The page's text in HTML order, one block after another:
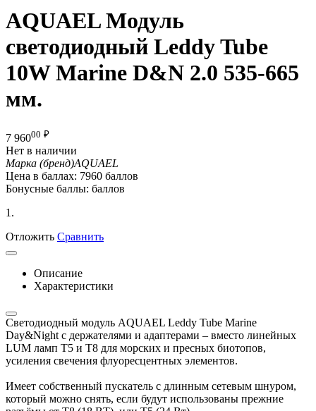
AQUAEL Модуль
светодиодный Leddy Tube
10W Marine D&N 2.0 535-665
мм.
7 96000 ₽
Нет в наличии
Марка (бренд)AQUAEL
Цена в баллах: 7960 баллов
Бонусные баллы: баллов
1.
Отложить Сравнить
Описание
Характеристики
Светодиодный модуль AQUAEL Leddy Tube Marine
Day&Night с держателями и адаптерами – вместо линейных
LUM ламп Т5 и Т8 для морских и пресных биотопов,
усиления свечения флуоресцентных элементов.
Имеет собственный пускатель с длинным сетевым шнуром,
который можно снять, если будут использованы прежние